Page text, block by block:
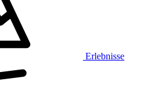
Erlebnisse